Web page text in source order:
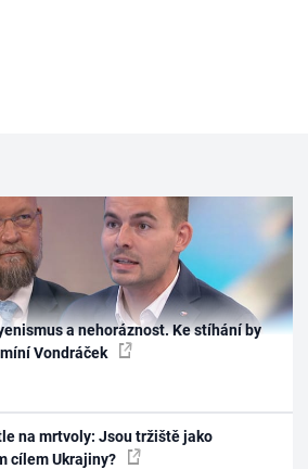
a nehoráznost. Ke stíhání by
Vondráček
na mrtvoly: Jsou tržiště jako
cílem Ukrajiny?